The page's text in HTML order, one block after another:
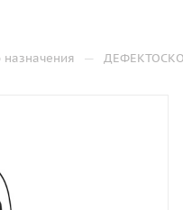
назначения —